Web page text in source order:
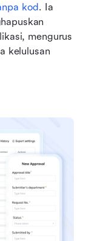
kod. Ia
mengurus
kelulusan